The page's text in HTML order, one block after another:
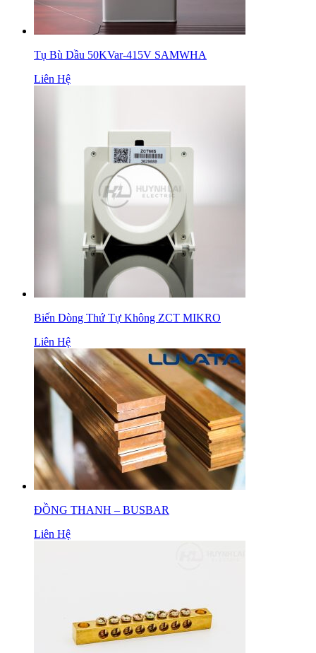
Tụ Bù Dầu 50KVar-415V SAMWHA
Liên Hệ
Biến Dòng Thứ Tự Không ZCT MIKRO
Liên Hệ
ĐỒNG THANH – BUSBAR
Liên Hệ